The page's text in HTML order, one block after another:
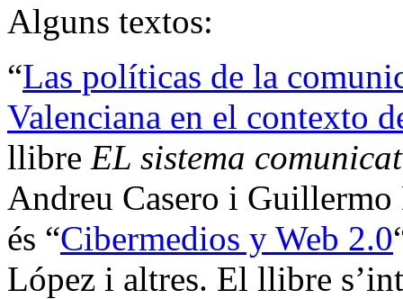
Alguns textos:
“Las políticas de la
Valenciana en el contexto
llibre EL sistema
Andreu Casero i
és “Cibermedios y Web 2.0
López i altres. El llibre